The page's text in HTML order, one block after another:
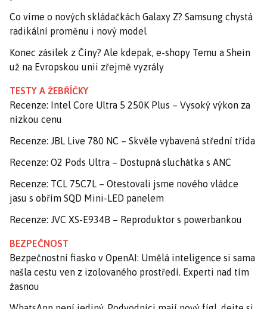
Co víme o nových skládačkách Galaxy Z? Samsung chystá
radikální proměnu i nový model
Konec zásilek z Číny? Ale kdepak, e-shopy Temu a Shein
už na Evropskou unii zřejmě vyzrály
TESTY A ŽEBŘÍČKY
Recenze: Intel Core Ultra 5 250K Plus – Vysoký výkon za
nízkou cenu
Recenze: JBL Live 780 NC – Skvěle vybavená střední třída
Recenze: O2 Pods Ultra – Dostupná sluchátka s ANC
Recenze: TCL 75C7L – Otestovali jsme nového vládce
jasu s obřím SQD Mini-LED panelem
Recenze: JVC XS-E934B – Reproduktor s powerbankou
BEZPEČNOST
Bezpečnostní fiasko v OpenAI: Umělá inteligence si sama
našla cestu ven z izolovaného prostředí. Experti nad tím
žasnou